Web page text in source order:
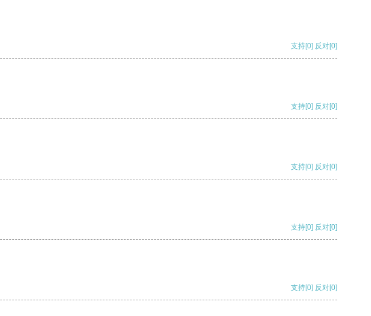
支持[0] 反对[0]
支持[0] 反对[0]
支持[0] 反对[0]
支持[0] 反对[0]
支持[0] 反对[0]